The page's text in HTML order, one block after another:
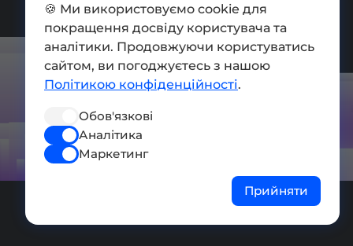
Мапа сайту
Press kit
Умови використання
Політика конфіденційності
СОЦ. МЕРЕЖІ
🍪 Ми використовуємо cookie для
покращення досвіду користувача та
аналітики. Продовжуючи користуватись
сайтом, ви погоджуєтесь з нашою
Політикою конфіденційності.
Обов'язкові
Аналітика
Маркетинг
Прийняти